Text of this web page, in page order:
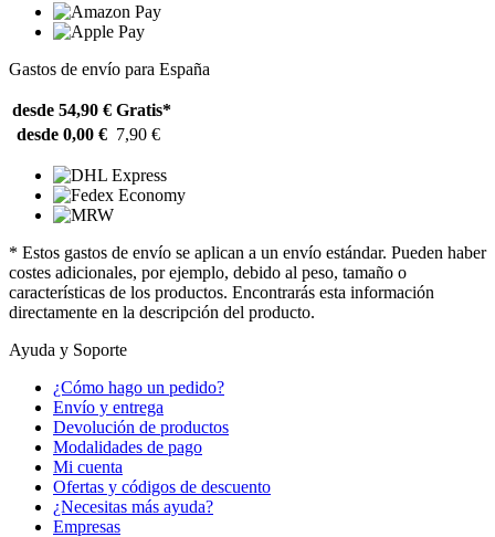
Gastos de envío para España
desde 54,90 € Gratis*
desde 0,00 € 7,90 €
* Estos gastos de envío se aplican a un envío estándar. Pueden haber
costes adicionales, por ejemplo, debido al peso, tamaño o
características de los productos. Encontrarás esta información
directamente en la descripción del producto.
Ayuda y Soporte
¿Cómo hago un pedido?
Envío y entrega
Devolución de productos
Modalidades de pago
Mi cuenta
Ofertas y códigos de descuento
¿Necesitas más ayuda?
Empresas